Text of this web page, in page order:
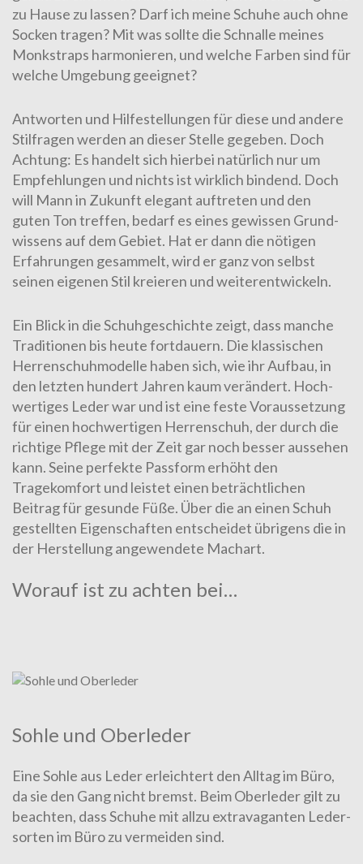
zu Hause zu lassen? Darf ich meine Schuhe auch ohne
Socken tragen? Mit was sollte die Schnalle meines
Monkstraps harmonieren, und welche Farben sind für
welche Umgebung geeignet?
Antworten und Hilfestellungen für diese und andere
Stilfragen wer­den an dieser Stelle gegeben. Doch
Achtung: Es handelt sich hierbei natürlich nur um
Empfehlungen und nichts ist wirklich bindend. Doch
will Mann in Zukunft elegant auftreten und den
guten Ton tref­fen, bedarf es eines gewissen Grund­
wis­sens auf dem Gebiet. Hat er dann die nötigen
Erfahrungen ge­sam­melt, wird er ganz von selbst
seinen eigenen Stil kreieren und weiterentwickeln.
Ein Blick in dieSchuhgeschichte zeigt, dass manche
Traditionen bis heute fortdauern. Die klassischen
Herrenschuhmodelle haben sich, wie ihrAufbau, in
den letzten hundert Jahren kaum ver­än­dert. Hoch­
wertiges Lederwar und ist eine feste Voraussetzung
für einen hochwertigen Herrenschuh, der durch die
richtige Pflege mit der Zeit gar noch besser aussehen
kann. Seine per­fek­te Passformerhöht den
Tragekomfort und leistet einen beträcht­lich­en
Beitrag fürgesunde Füße. Über die an einen Schuh
gestell­ten Eigenschaften entscheidet übrigens die in
der Herstellungangewendete Machart.
Worauf ist zu achten bei…
Sohle und Ober­leder
Eine Sohle aus Leder erleichtert den Alltag im Büro,
da sie den Gang nicht bremst. Beim Ober­leder gilt zu
beachten, dass Schu­he mit allzu ex­travaganten Le­der­
sorten im Büro zu vermeiden sind.